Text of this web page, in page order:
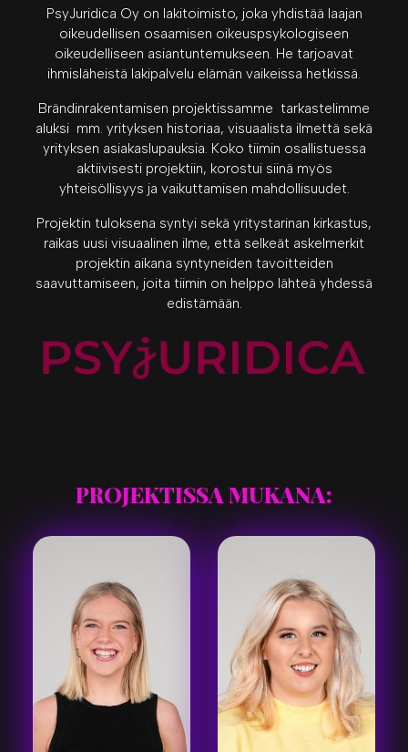
PsyJuridica Oy on lakitoimisto, joka yhdistää laajan
oikeudellisen osaamisen oikeuspsykologiseen
oikeudelliseen asiantuntemukseen. He tarjoavat
ihmisläheistä lakipalvelu elämän vaikeissa hetkissä.
Brändinrakentamisen projektissamme tarkastelimme
aluksi mm. yrityksen historiaa, visuaalista ilmettä sekä
yrityksen asiakaslupauksia. Koko tiimin osallistuessa
aktiivisesti projektiin, korostui siinä myös
yhteisöllisyys ja vaikuttamisen mahdollisuudet.
Projektin tuloksena syntyi sekä yritystarinan kirkastus,
raikas uusi visuaalinen ilme, että selkeät askelmerkit
projektin aikana syntyneiden tavoitteiden
saavuttamiseen, joita tiimin on helppo lähteä yhdessä
edistämään.
PROJEKTISSA MUKANA: